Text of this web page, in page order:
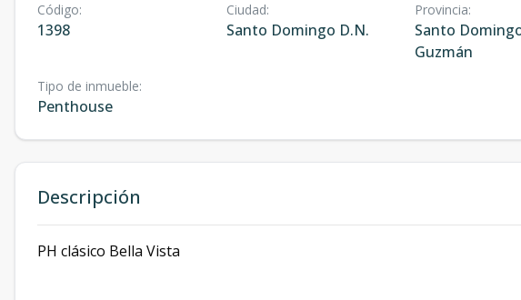
Código:
1398
Ciudad:
Santo Domingo D.N.
Provincia:
Santo
Guzmán
Tipo de inmueble:
Penthouse
Descripción
PH clásico Bella Vista